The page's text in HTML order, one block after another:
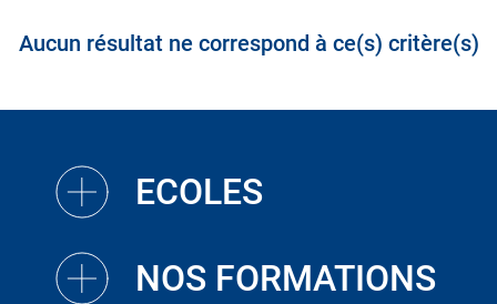
Aucun résultat ne correspond à ce(s) critère(s)
ECOLES
NOS FORMATIONS